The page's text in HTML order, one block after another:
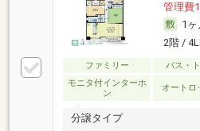
管理費
1ヶ
2階 /
ファミリー バス・
モニタ付インターホ
ン
オートロ
分譲タイプ